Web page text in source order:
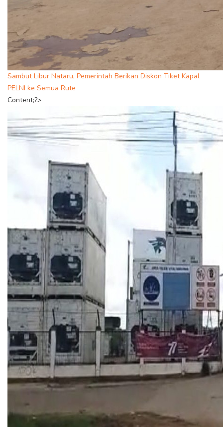
Sambut Libur Nataru, Pemerintah Berikan Diskon Tiket Kapal
PELNI ke Semua Rute
Content;?>